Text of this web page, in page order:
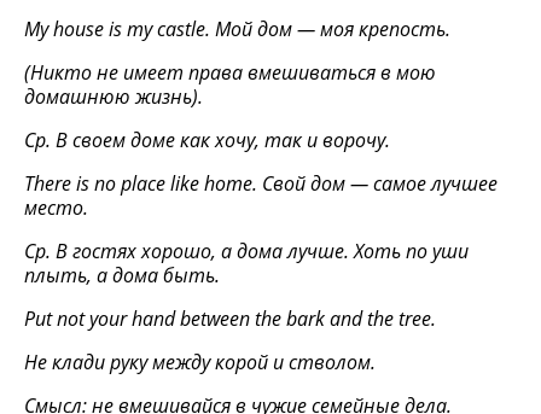
My house is my castle. Мой дом — моя крепость.
(Никто не имеет права вмешиваться в мою
домашнюю жизнь).
Ср. В своем доме как хочу, так и ворочу.
There is nоplace like home. Свой дом — самое лучшее
место.
Ср. В гостях хорошо, а дома лучше. Хоть по уши
плыть, а дома быть.
Put not your hand between the bark and the tree.
Heклади руку между корой и стволом.
Смысл: не вмешивайся в чужие семейные дела.